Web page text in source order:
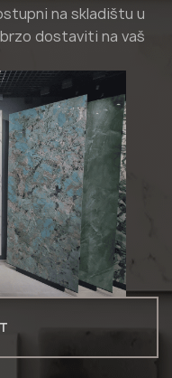
na skladištu u
dostaviti na vaš